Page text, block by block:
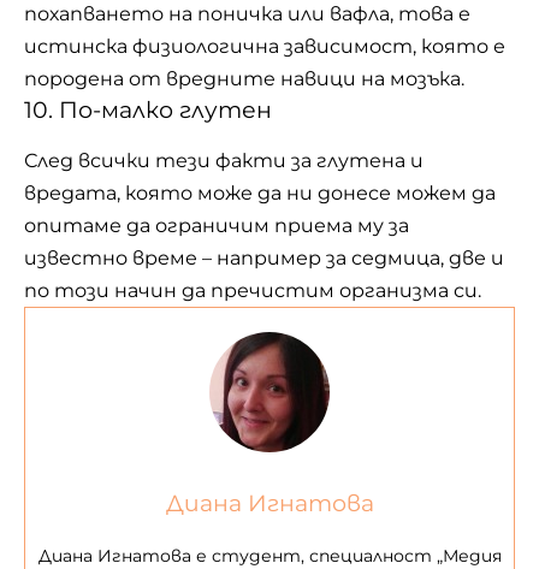
похапването на поничка или вафла, това е
истинска физиологична зависимост, която е
породена от вредните навици на мозъка.
10. По-малко глутен
След всички тези факти за глутена и
вредата, която може да ни донесе можем да
опитаме да ограничим приема му за
известно време – например за седмица, две и
по този начин да пречистим организма си.
Диана Игнатова
Диана Игнатова е студент, специалност „Медия